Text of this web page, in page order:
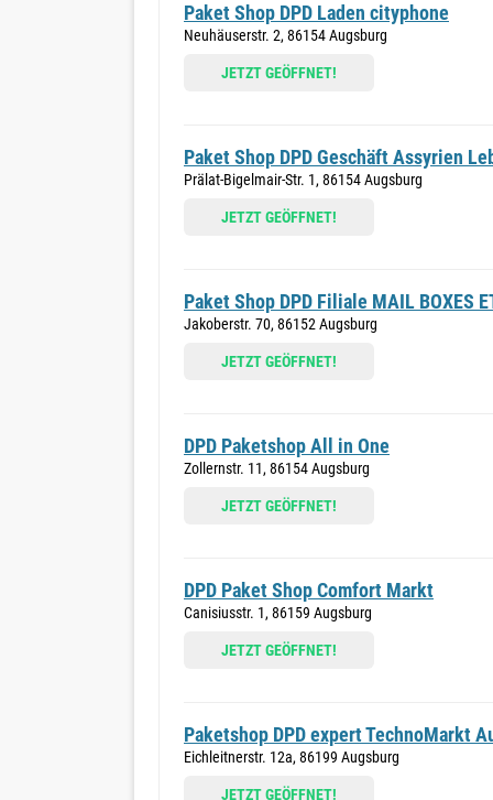
Paket Shop DPD Laden cityphone
Neuhäuserstr. 2, 86154 Augsburg
JETZT GEÖFFNET!
Paket Shop DPD Geschäft Assyrien
Prälat-Bigelmair-Str. 1, 86154 Augsburg
JETZT GEÖFFNET!
Paket Shop DPD Filiale MAIL BOXES
Jakoberstr. 70, 86152 Augsburg
JETZT GEÖFFNET!
DPD Paketshop All in One
Zollernstr. 11, 86154 Augsburg
JETZT GEÖFFNET!
DPD Paket Shop Comfort Markt
Canisiusstr. 1, 86159 Augsburg
JETZT GEÖFFNET!
Paketshop DPD expert TechnoMarkt
Eichleitnerstr. 12a, 86199 Augsburg
JETZT GEÖFFNET!